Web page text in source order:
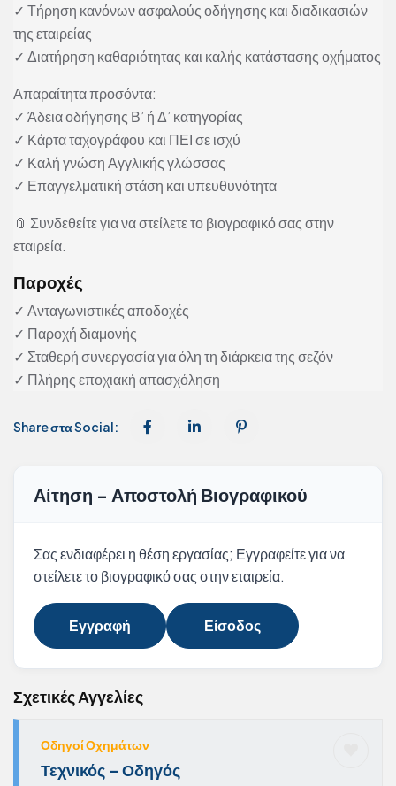
✓ Τήρηση κανόνων ασφαλούς οδήγησης και διαδικασιών
της εταιρείας
✓ Διατήρηση καθαριότητας και καλής κατάστασης οχήματος
Απαραίτητα προσόντα:
✓ Άδεια οδήγησης Β’ ή Δ’ κατηγορίας
✓ Κάρτα ταχογράφου και ΠΕΙ σε ισχύ
✓ Καλή γνώση Αγγλικής γλώσσας
✓ Επαγγελματική στάση και υπευθυνότητα
📎 Συνδεθείτε για να στείλετε το βιογραφικό σας στην
εταιρεία.
Παροχές
✓ Ανταγωνιστικές αποδοχές
✓ Παροχή διαμονής
✓ Σταθερή συνεργασία για όλη τη διάρκεια της σεζόν
✓ Πλήρης εποχιακή απασχόληση
Share στα Social:
Αίτηση - Αποστολή Βιογραφικού
Σας ενδιαφέρει η θέση εργασίας; Εγγραφείτε για να
στείλετε το βιογραφικό σας στην εταιρεία.
Εγγραφή Είσοδος
Σχετικές Αγγελίες
Οδηγοί Οχημάτων
Τεχνικός – Οδηγός